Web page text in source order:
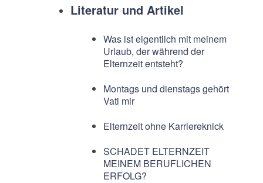
Literatur und Artikel
Was ist eigentlich mit meinem
Urlaub, der während der
Elternzeit entsteht?
Montags und dienstags gehört
Vati mir
Elternzeit ohne Karriereknick
SCHADET ELTERNZEIT
MEINEM BERUFLICHEN
ERFOLG?